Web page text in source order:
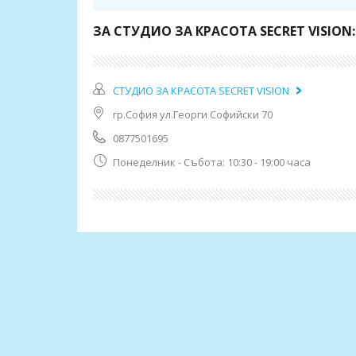
* * *
ВАЖНО!
Може да се възползвате от актуалната
ваучер се счита за невалиден и сумата по него
ЗА СТУДИО ЗА КРАСОТА SECRET VISION:
СТУДИО ЗА КРАСОТА SECRET VISION
гр.София ул.Георги Софийски 70
0877501695
Понеделник - Събота: 10:30 - 19:00 часа